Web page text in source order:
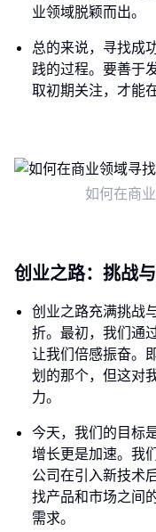
业领域脱颖而出。
总的来说，寻找成
践的过程。要善于
取初期关注，才能
如何在商
创业之路：挑战
创业之路充满挑战
折。最初，我们通
让我们倍感振奋。
划的那个，但这对
力。
今天，我们的目标
增长更是加速。我
公司在引入新技术
找产品和市场之间
需求。